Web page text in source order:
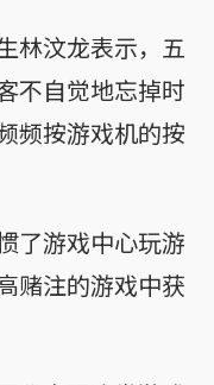
林汶龙表示，五
不自觉地忘掉时
频按游戏机的按
了游戏中心玩游
赌注的游戏中获